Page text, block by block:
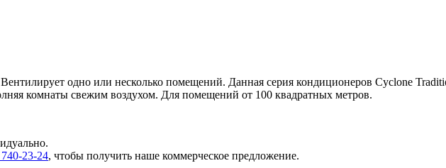
одно или несколько помещений. Данная серия кондиционеров Cyclone
комнаты свежим воздухом. Для помещений от 100 квадратных метров.
23-24, чтобы получить наше коммерческое предложение.